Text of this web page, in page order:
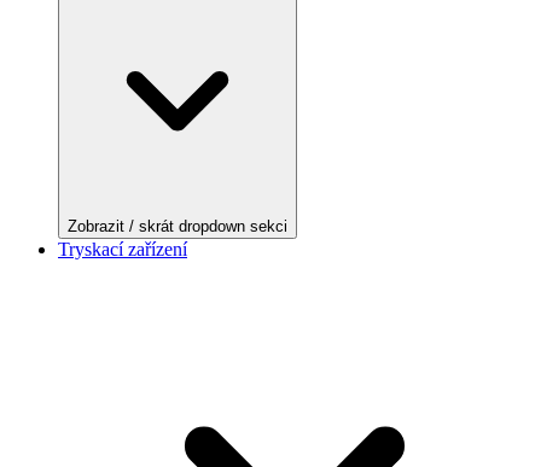
Zobrazit / skrát dropdown sekci
Tryskací zařízení